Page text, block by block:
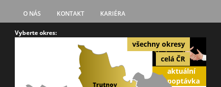
O NÁS KONTAKT KARIÉRA
Vyberte okres:
celá ČR
všechny okresy
aktuální
poptávka